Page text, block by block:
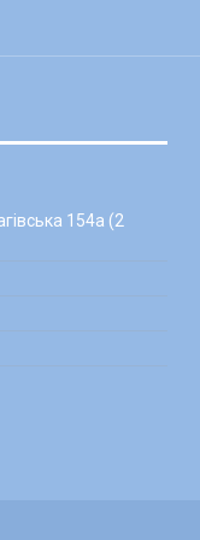
блумери тощо.
супутніх
154а (2